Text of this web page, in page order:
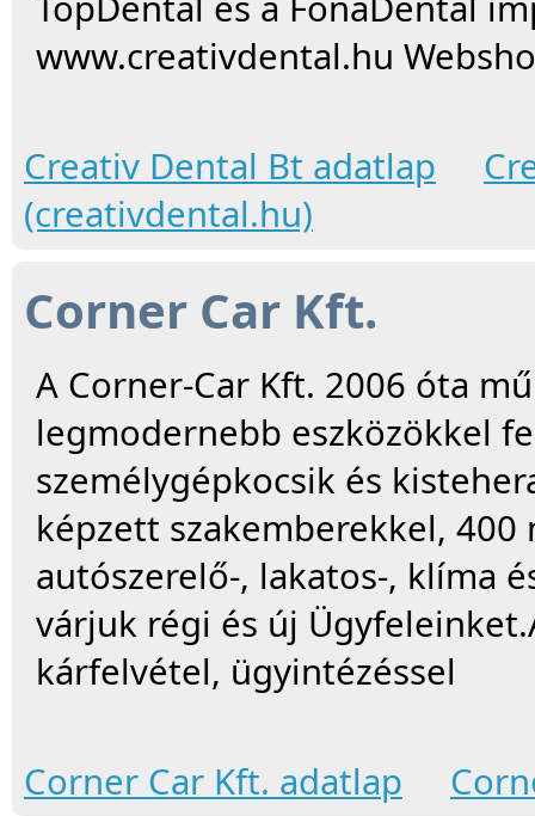
www.creativdental.hu
Creativ Dental Bt adatlap
(creativdental.hu)
Corner Car Kft.
A Corner-Car Kft. 2006 óta
legmodernebb eszközökkel
személygépkocsik és
képzett szakemberekkel,
autószerelő-, lakatos-, klíma
várjuk régi és új
kárfelvétel, ügyintézéssel
Corner Car Kft. adatlap